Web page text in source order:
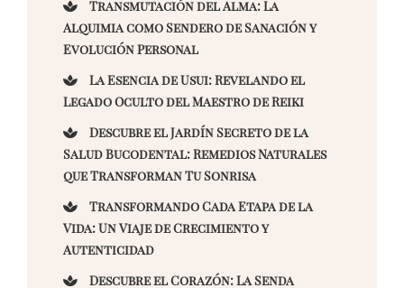
Transmutación del Alma: La
Alquimia como Sendero de Sanación y
Evolución Personal
La Esencia de Usui: Revelando el
Legado Oculto del Maestro de Reiki
Descubre el Jardín Secreto de la
Salud Bucodental: Remedios Naturales
que Transforman Tu Sonrisa
Transformando Cada Etapa de la
Vida: Un Viaje de Crecimiento y
Autenticidad
Descubre el Corazón: La Senda